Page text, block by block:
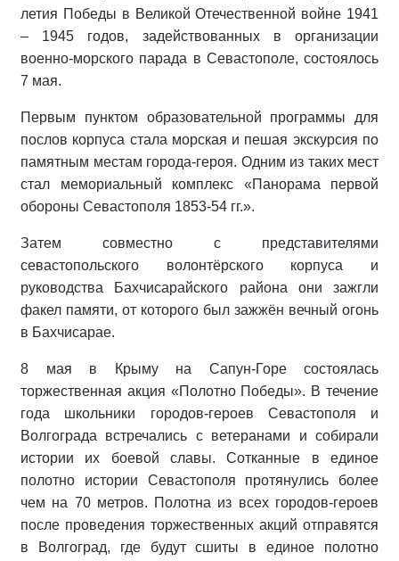
летия Победы в Великой Отечественной войне 1941
– 1945 годов, задействованных в организации
военно-морского парада в Севастополе, состоялось
7 мая.
Первым пунктом образовательной программы для
послов корпуса стала морская и пешая экскурсия по
памятным местам города-героя. Одним из таких мест
стал мемориальный комплекс «Панорама первой
обороны Севастополя 1853-54 гг.».
Затем совместно с представителями
севастопольского волонтёрского корпуса и
руководства Бахчисарайского района они зажгли
факел памяти, от которого был зажжён вечный огонь
в Бахчисарае.
8 мая в Крыму на Сапун-Горе состоялась
торжественная акция «Полотно Победы». В течение
года школьники городов-героев Севастополя и
Волгограда встречались с ветеранами и собирали
истории их боевой славы. Сотканные в единое
полотно истории Севастополя протянулись более
чем на 70 метров. Полотна из всех городов-героев
после проведения торжественных акций отправятся
в Волгоград, где будут сшиты в единое полотно